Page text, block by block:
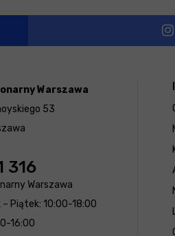
Warszawa
53
316
Warszawa
– Piątek: 10:00-18:00
16:00